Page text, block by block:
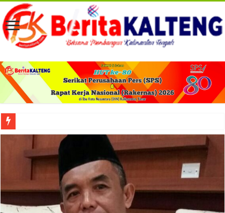
Viral! Selama Dua Bulan Lebih Siltap Serta Tunjangan Pemdes dan BPD di